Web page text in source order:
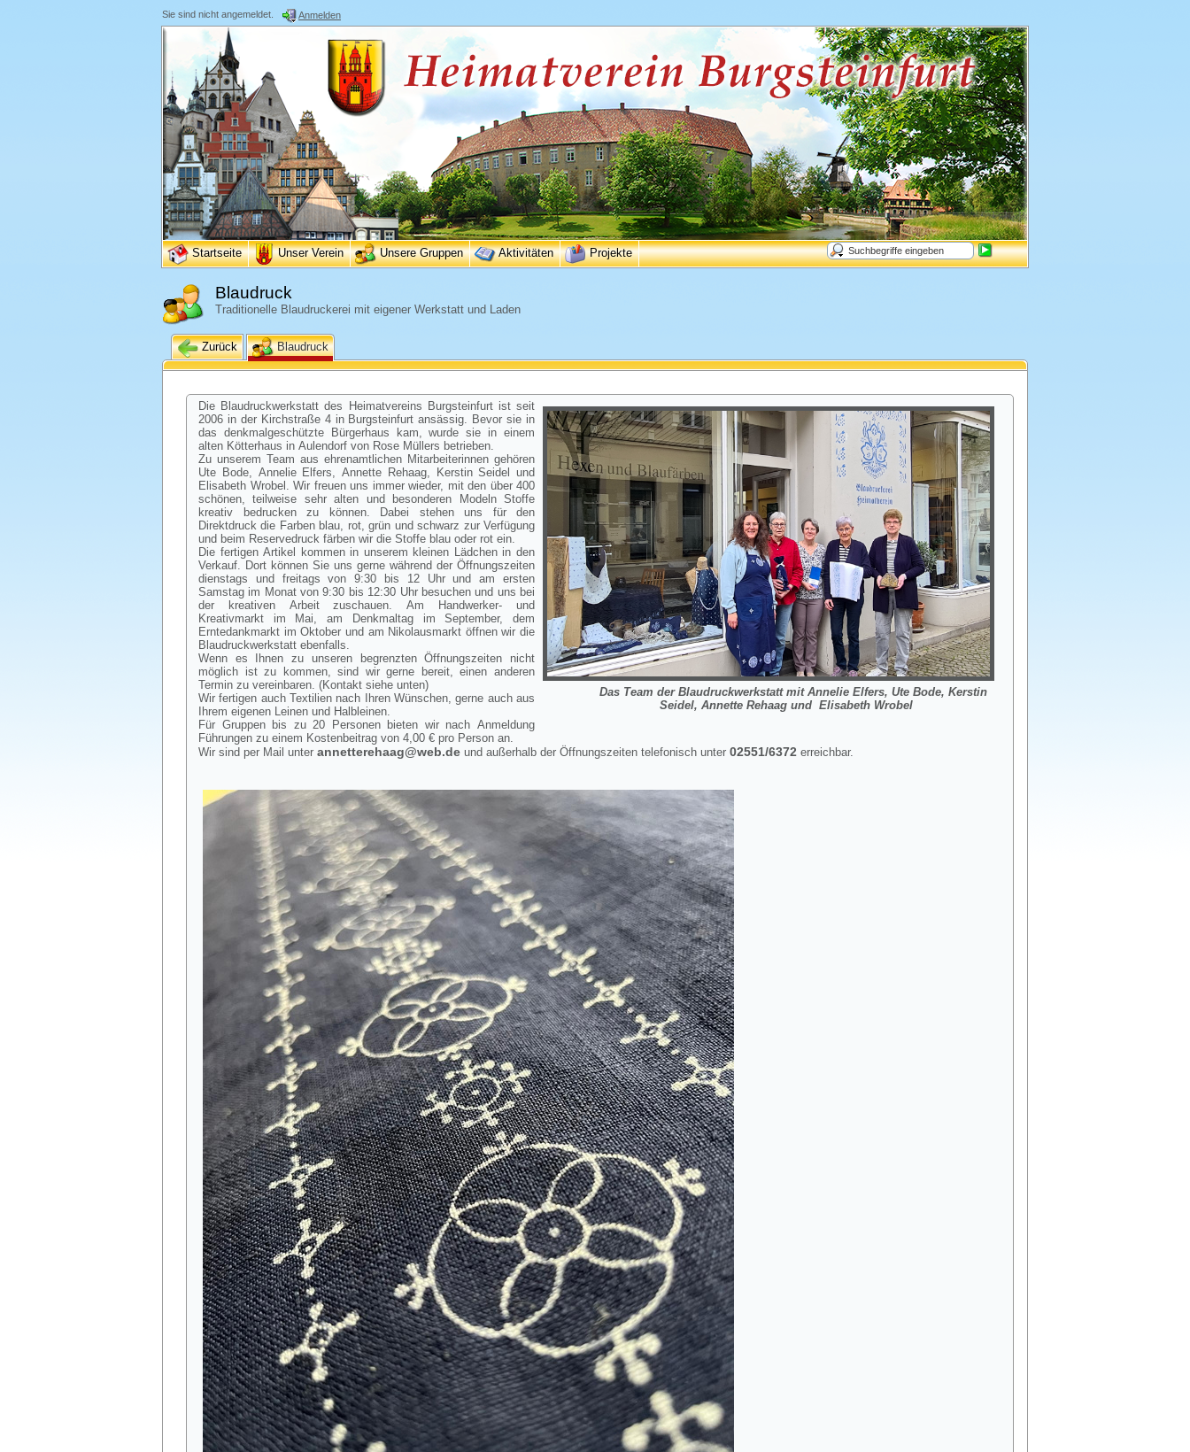
Sie sind nicht angemeldet. Anmelden
Startseite Unser Verein Unsere Gruppen Aktivitäten Projekte
Blaudruck
Traditionelle Blaudruckerei mit eigener Werkstatt und Laden
Zurück Blaudruck
Das Team der Blaudruckwerkstatt mit Annelie Elfers, Ute Bode, Kerstin
Seidel, Annette Rehaag und Elisabeth Wrobel
Die Blaudruckwerkstatt des Heimatvereins Burgsteinfurt ist seit
2006 in der Kirchstraße 4 in Burgsteinfurt ansässig. Bevor sie in
das denkmalgeschützte Bürgerhaus kam, wurde sie in einem
alten Kötterhaus in Aulendorf von Rose Müllers betrieben.
Zu unserem Team aus ehrenamtlichen Mitarbeiterinnen gehören
Ute Bode, Annelie Elfers, Annette Rehaag, Kerstin Seidel und
Elisabeth Wrobel. Wir freuen uns immer wieder, mit den über 400
schönen, teilweise sehr alten und besonderen Modeln Stoffe
kreativ bedrucken zu können. Dabei stehen uns für den
Direktdruck die Farben blau, rot, grün und schwarz zur Verfügung
und beim Reservedruck färben wir die Stoffe blau oder rot ein.
Die fertigen Artikel kommen in unserem kleinen Lädchen in den
Verkauf. Dort können Sie uns gerne während der Öffnungszeiten
dienstags und freitags von 9:30 bis 12 Uhr und am ersten
Samstag im Monat von 9:30 bis 12:30 Uhr besuchen und uns bei
der kreativen Arbeit zuschauen. Am Handwerker- und
Kreativmarkt im Mai, am Denkmaltag im September, dem
Erntedankmarkt im Oktober und am Nikolausmarkt öffnen wir die
Blaudruckwerkstatt ebenfalls.
Wenn es Ihnen zu unseren begrenzten Öffnungszeiten nicht
möglich ist zu kommen, sind wir gerne bereit, einen anderen
Termin zu vereinbaren. (Kontakt siehe unten)
Wir fertigen auch Textilien nach Ihren Wünschen, gerne auch aus
Ihrem eigenen Leinen und Halbleinen.
Für Gruppen bis zu 20 Personen bieten wir nach Anmeldung
Führungen zu einem Kostenbeitrag von 4,00 € pro Person an.
Wir sind per Mail unter annetterehaag@web.de und außerhalb der Öffnungszeiten telefonisch unter 02551/6372 erreichbar.